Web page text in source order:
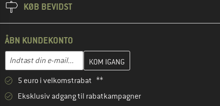
KØB BEVIDST
ÅBN KUNDEKONTO
E-mail-adresse
Indtast din e-mailadresse her, og opret i næste trin din
5 euro i velkomstrabat **
Eksklusiv adgang til rabatkampagner